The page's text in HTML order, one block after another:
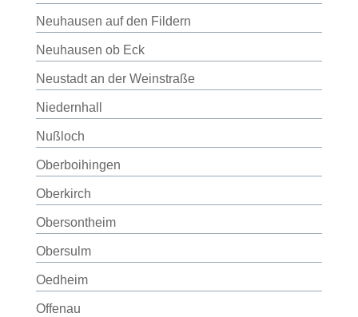
Neuhausen auf den Fildern
Neuhausen ob Eck
Neustadt an der Weinstraße
Niedernhall
Nußloch
Oberboihingen
Oberkirch
Obersontheim
Obersulm
Oedheim
Offenau